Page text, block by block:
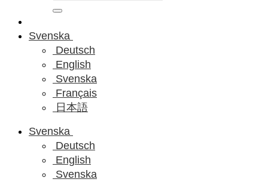
efter:
Svenska
Deutsch
English
Svenska
Français
日本語
Svenska
Deutsch
English
Svenska